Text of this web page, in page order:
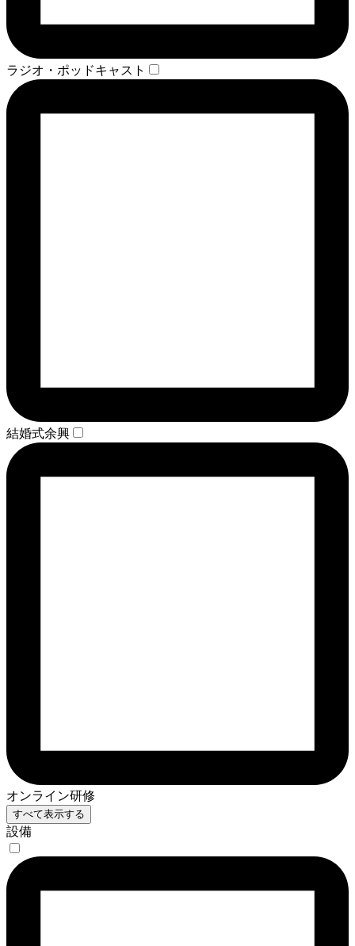
ラジオ・ポッドキャスト
結婚式余興
オンライン研修
すべて表示する
設備